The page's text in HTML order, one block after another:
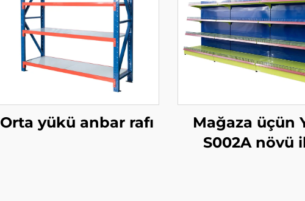
Orta yükü anbar rafı
Mağaza üçün
S002A növü